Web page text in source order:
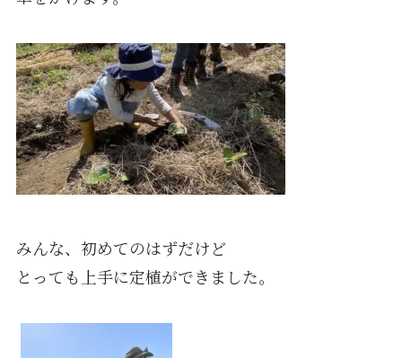
みんな、初めてのはずだけど
とっても上手に定植ができました。